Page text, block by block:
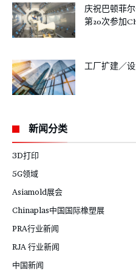
庆祝巴顿菲
第20次参加
工厂扩建／
新闻分类
3D打印
5G领域
Asiamold展会
Chinaplas中国国际橡塑展
PRA行业新闻
RJA 行业新闻
中国新闻